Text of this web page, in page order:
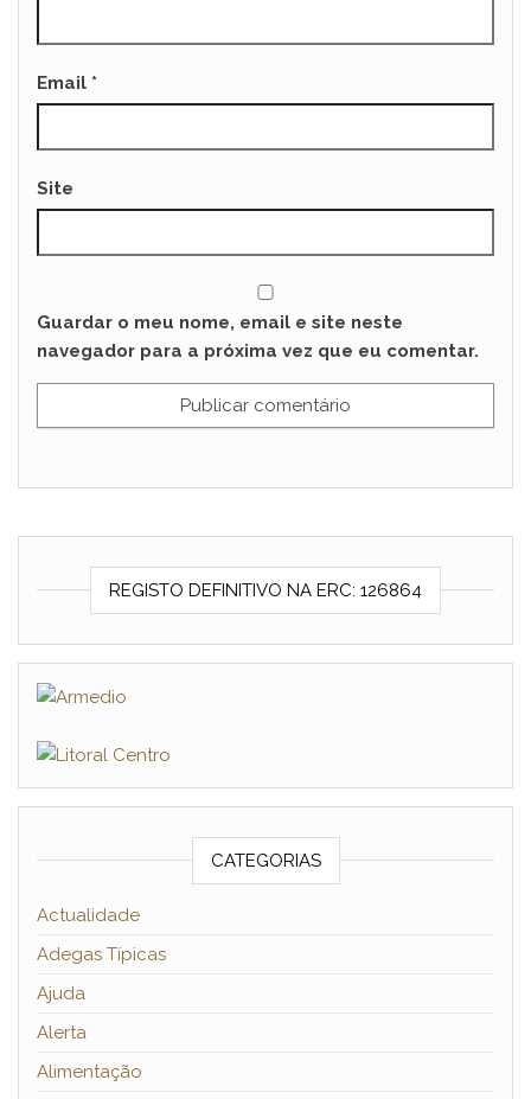
Email *
Site
Guardar o meu nome, email e site neste
navegador para a próxima vez que eu comentar.
REGISTO DEFINITIVO NA ERC: 126864
CATEGORIAS
Actualidade
Adegas Típicas
Ajuda
Alerta
Alimentação